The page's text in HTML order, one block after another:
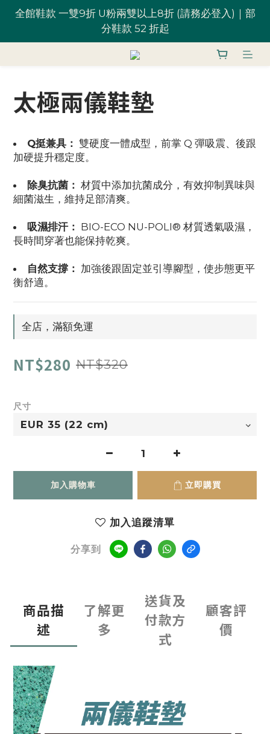
全館鞋款 一雙9折 U粉兩雙以上8折 (請務必登入)｜部
分鞋款 52 折起
全館鞋款 一雙9折 U粉兩雙以上8折 (請務必登入)｜部
分鞋款 52 折起
台灣滿 $1,700 享免運優惠
U粉就是你！加入會員 $200 購物金馬上用~
全館鞋款 一雙9折 U粉兩雙以上8折 (請務必登入)｜部
太極兩儀鞋墊
Q挺兼具： 雙硬度一體成型，前掌 Q 彈吸震、後跟
加硬提升穩定度。
除臭抗菌： 材質中添加抗菌成分，有效抑制異味與
細菌滋生，維持足部清爽。
吸濕排汗： BIO-ECO NU-POLI® 材質透氣吸濕，
長時間穿著也能保持乾爽。
自然支撐： 加強後跟固定並引導腳型，使步態更平
衡舒適。
全店，滿額免運
NT$280 NT$320
尺寸
加入購物車 立即購買
加入追蹤清單
分享到
商品描
述
了解更
多
送貨及
付款方
式
顧客評
價